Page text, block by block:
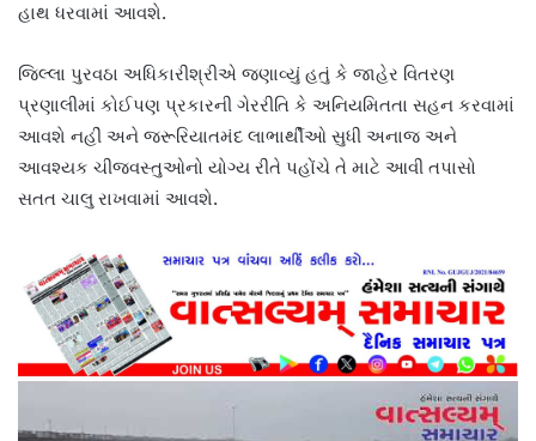
હાથ ધરવામાં આવશે.
જિલ્લા પુરવઠા અધિકારીશ્રીએ જણાવ્યું હતું કે જાહેર વિતરણ
પ્રણાલીમાં કોઈપણ પ્રકારની ગેરરીતિ કે અનિયમિતતા સહન કરવામાં
આવશે નહીં અને જરૂરિયાતમંદ લાભાર્થીઓ સુધી અનાજ અને
આવશ્યક ચીજવસ્તુઓનો યોગ્ય રીતે પહોંચે તે માટે આવી તપાસો
સતત ચાલુ રાખવામાં આવશે.